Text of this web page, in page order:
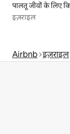
इज़राइल
Airbnb इज़राइल